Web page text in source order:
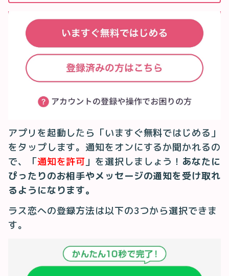
アプリを起動したら「いますぐ無料ではじめる」
をタップします。通知をオンにするか聞かれるの
で、「通知を許可 」を選択しましょう！ あなたに
ぴったりのお相手やメッセージの通知を受け取れ
るようになります。
ラス恋への登録方法は以下の3つから選択できま
す。